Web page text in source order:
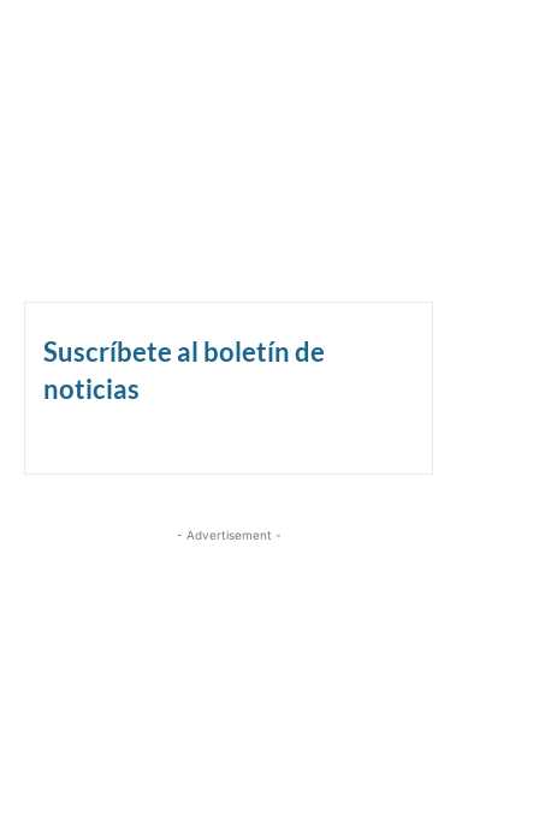
Suscríbete al boletín de
noticias
- Advertisement -